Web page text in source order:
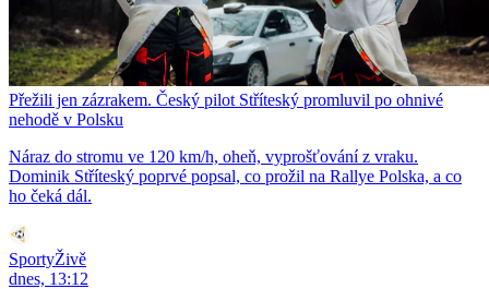
Přežili jen zázrakem. Český pilot Stříteský promluvil po ohnivé
nehodě v Polsku
Náraz do stromu ve 120 km/h, oheň, vyprošťování z vraku.
Dominik Stříteský poprvé popsal, co prožil na Rallye Polska, a co
ho čeká dál.
SportyŽivě
dnes, 13:12